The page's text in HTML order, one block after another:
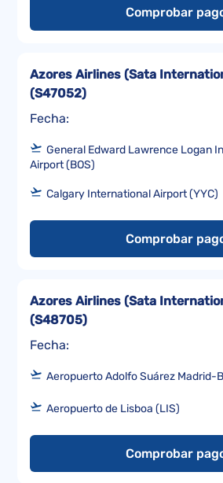
Comprobar
Fecha:
Azores Airlines (Sata
(S47052)
General Edward Lawrence Logan
Airport (BOS)
Calgary International Airport (YYC)
Comprobar
Fecha:
Azores Airlines (Sata
(S48705)
Aeropuerto Adolfo Suárez Madrid-
Aeropuerto de Lisboa (LIS)
Comprobar